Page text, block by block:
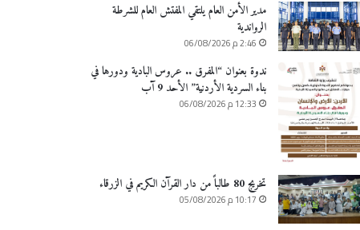
مدير الأمن العام يلتقي المفتش العام للشرطة
الرواندية
2:46 م 06/08/2026
ندوة بعنوان “المفرق .. عروس البادية ودورها في
بناء السردية الأردنية” الأحد 9 آب
12:33 م 06/08/2026
تخريج 80 طالباً من دار القرآن الكريم في الزرقاء
10:17 م 05/08/2026